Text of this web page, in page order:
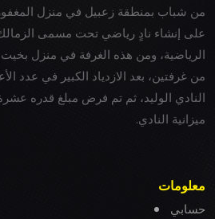
من شباب بمنطقة زعبيل في منزل
على إنشاء نادٍ رياضي تحت مسمى
الرياضية، ومن هذه الغرفة في منزل
من غرفتين، بعد الازدياد الكبير في عدد
النادي الوليد، ثم تم فرض مبلغ قدره
ميزانية النادي.
معلومات
حسابي